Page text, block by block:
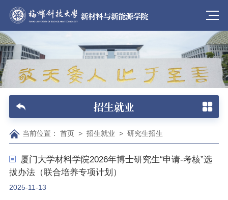
招生就业
当前位置： 首页> 招生就业 > 研究生招生
厦门大学材料学院2026年博士研究生“申请-考核”选
拔办法（联合培养专项计划）
2025-11-13